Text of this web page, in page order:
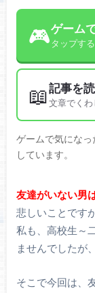
🎮ゲーム
タップす
📖記事を
文章でく
ゲームで気にな
しています。
友達がいない男
悲しいことですが
私も、高校生～
ませんでしたが
そこで今回は、